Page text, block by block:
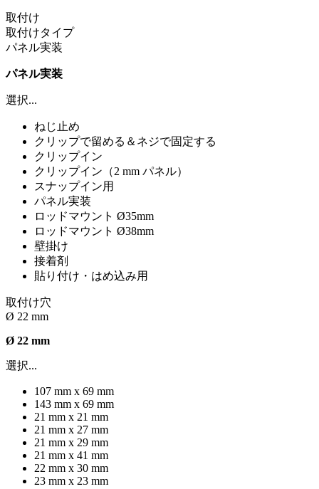
取付け
取付けタイプ
パネル実装
パネル実装
選択...
ねじ止め
クリップで留める＆ネジで固定する
クリップイン
クリップイン（2 mm パネル）
スナップイン用
パネル実装
ロッドマウント Ø35mm
ロッドマウント Ø38mm
壁掛け
接着剤
貼り付け・はめ込み用
取付け穴
Ø 22 mm
Ø 22 mm
選択...
107 mm x 69 mm
143 mm x 69 mm
21 mm x 21 mm
21 mm x 27 mm
21 mm x 29 mm
21 mm x 41 mm
22 mm x 30 mm
23 mm x 23 mm